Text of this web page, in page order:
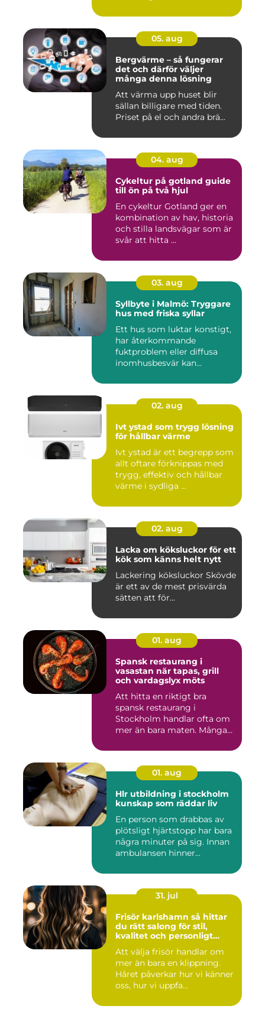
05. aug
Bergvärme – så fungerar
det och därför väljer
många denna lösning
Att värma upp huset blir
sällan billigare med tiden.
Priset på el och andra brä...
04. aug
Cykeltur på gotland guide
till ön på två hjul
En cykeltur Gotland ger en
kombination av hav, historia
och stilla landsvägar som är
svår att hitta ...
03. aug
Syllbyte i Malmö: Tryggare
hus med friska syllar
Ett hus som luktar konstigt,
har återkommande
fuktproblem eller diffusa
inomhusbesvär kan...
02. aug
Ivt ystad som trygg lösning
för hållbar värme
Ivt ystad är ett begrepp som
allt oftare förknippas med
trygg, effektiv och hållbar
värme i sydliga ...
02. aug
Lacka om köksluckor för ett
kök som känns helt nytt
Lackering köksluckor Skövde
är ett av de mest prisvärda
sätten att för...
01. aug
Spansk restaurang i
vasastan när tapas, grill
och vardagslyx möts
Att hitta en riktigt bra
spansk restaurang i
Stockholm handlar ofta om
mer än bara maten. Många
01. aug
Hlr utbildning i stockholm
kunskap som räddar liv
En person som drabbas av
plötsligt hjärtstopp har bara
några minuter på sig. Innan
ambulansen hinner...
31. jul
Frisör karlshamn så hittar
du rätt salong för stil,
kvalitet och personligt
Att välja frisör handlar om
mer än bara en klippning.
Håret påverkar hur vi känner
oss, hur vi uppfa...